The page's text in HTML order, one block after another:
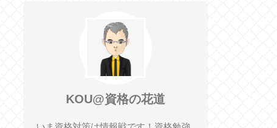
KOU@資格の花道